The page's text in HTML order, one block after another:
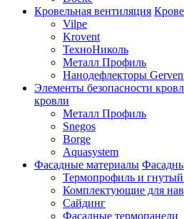
Кровельная вентиляция
Vilpe
Krovent
ТехноНиколь
Металл Профиль
Нанодефлекторы
Элементы безопасности
кровли
Металл Профиль
Snegos
Borge
Aquasystem
Фасадные материалы
Термопрофиль и
Комплектующие для
Сайдинг
Фасадные термопанели